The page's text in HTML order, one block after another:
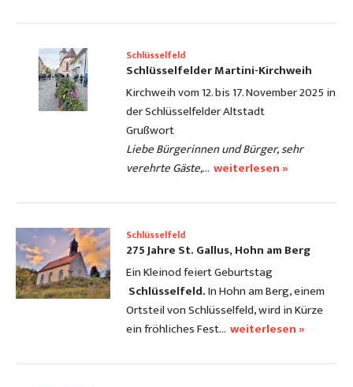
Schlüsselfeld
Schlüsselfelder Martini-Kirchweih
Kirchweih vom 12. bis 17. November 2025 in
der Schlüsselfelder Altstadt
Grußwort
Liebe Bürgerinnen und Bürger,sehr
verehrte Gäste,… weiterlesen »
Schlüsselfeld
275 Jahre St. Gallus, Hohn am Berg
Ein Kleinod feiert Geburtstag
Schlüsselfeld.In Hohn am Berg, einem
Ortsteil von Schlüsselfeld, wird in Kürze
ein fröhliches Fest… weiterlesen »